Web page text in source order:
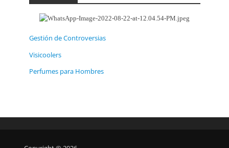
Gestión de Controversias
Visicoolers
Perfumes para Hombres